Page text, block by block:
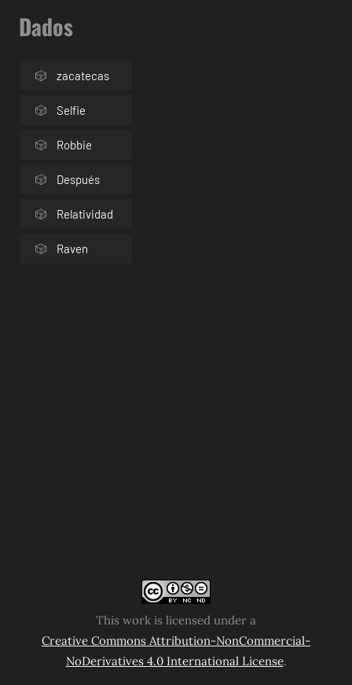
Dados
zacatecas
Selfie
Robbie
Después
Relatividad
Raven
This work is licensed under a
Creative Commons Attribution-NonCommercial-
NoDerivatives 4.0 International License.